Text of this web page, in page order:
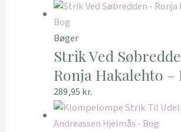
Bøger
Strik Ved
Ronja Hakalehto –
289,95 kr.